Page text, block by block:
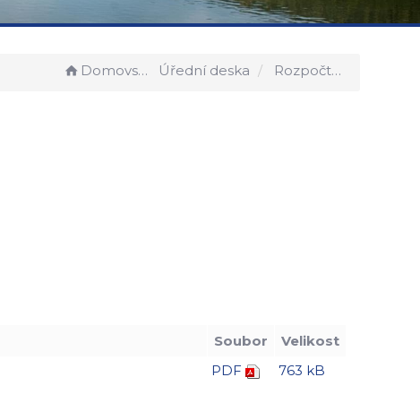
Domovská stránka Úřední deska Rozpočtové opatření č. 12/2017
Soubor
Velikost
PDF 763 kB